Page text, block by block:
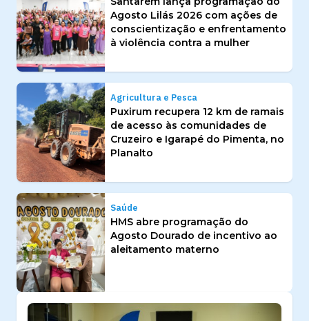
Agosto Lilás 2026 com ações de
conscientização e enfrentamento
à violência contra a mulher
Agricultura e Pesca
Puxirum recupera 12 km de ramais
de acesso às comunidades de
Cruzeiro e Igarapé do Pimenta, no
Planalto
Saúde
HMS abre programação do
Agosto Dourado de incentivo ao
aleitamento materno